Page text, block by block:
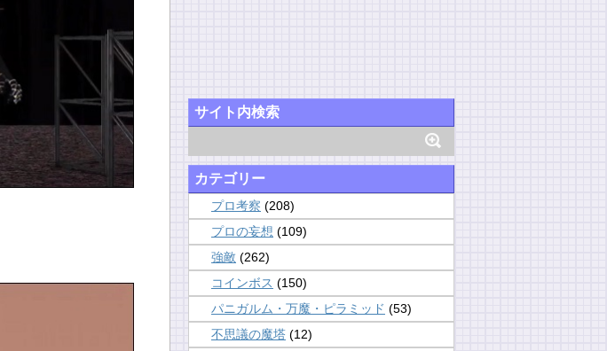
サイト内検索
カテゴリー
プロ考察 (208)
プロの妄想 (109)
強敵 (262)
コインボス (150)
パニガルム・万魔・ピラミッド (53)
不思議の魔塔 (12)